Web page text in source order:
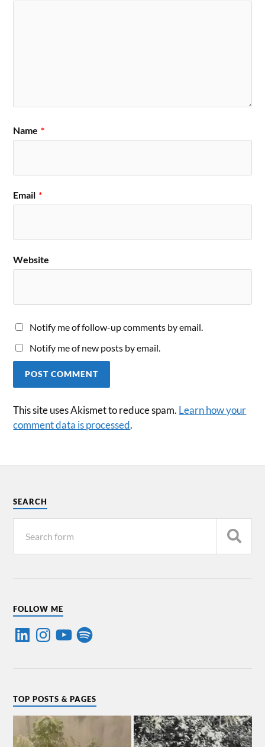
Name *
Email *
Website
Notify me of follow-up comments by email.
Notify me of new posts by email.
This site uses Akismet to reduce spam. Learn how your
comment data is processed.
SEARCH
FOLLOW ME
TOP POSTS & PAGES